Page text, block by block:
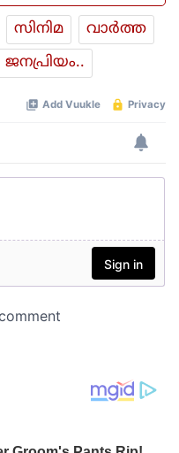
സിനിമ
വാര്‍ത്ത
ജനപ്രിയം..